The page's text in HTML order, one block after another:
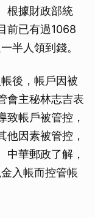
根據財政部統
前已有過1068
半人領到錢。
後，帳戶因被
會主秘林志吉表
致帳戶被管控，
他因素被管控，
中華郵政了解，
入帳而控管帳